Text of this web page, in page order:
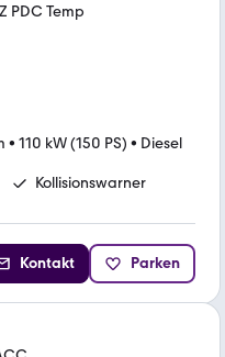
PDC Temp
• 110 kW (150 PS) • Diesel
Kollisionswarner
Kontakt Parken